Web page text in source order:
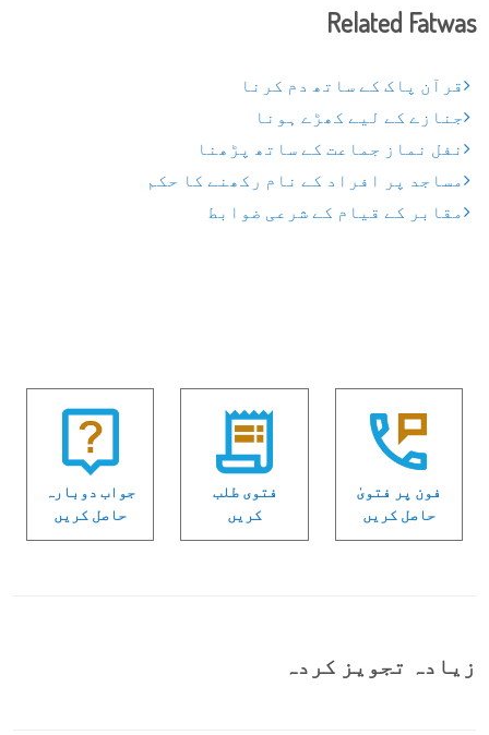
Related Fatwas
قرآن پاک کے ساتھ دم کرنا
جنازے کے لیے کھڑے ہونا
نفل نماز جماعت کے ساتھ پڑھنا
مساجد پر افراد کے نام رکھنے کا حکم
مقابر کے قیام کے شرعی ضوابط
فون پر فتویٰ
حاصل کریں
فتوی طلب
کریں
جواب دوبارہ
حاصل کریں
زیادہ تجویز کردہ